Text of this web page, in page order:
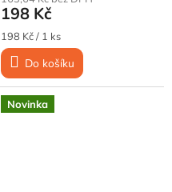
198 Kč
Měrná
cena:
198 Kč / 1 ks
Do košíku
Novinka